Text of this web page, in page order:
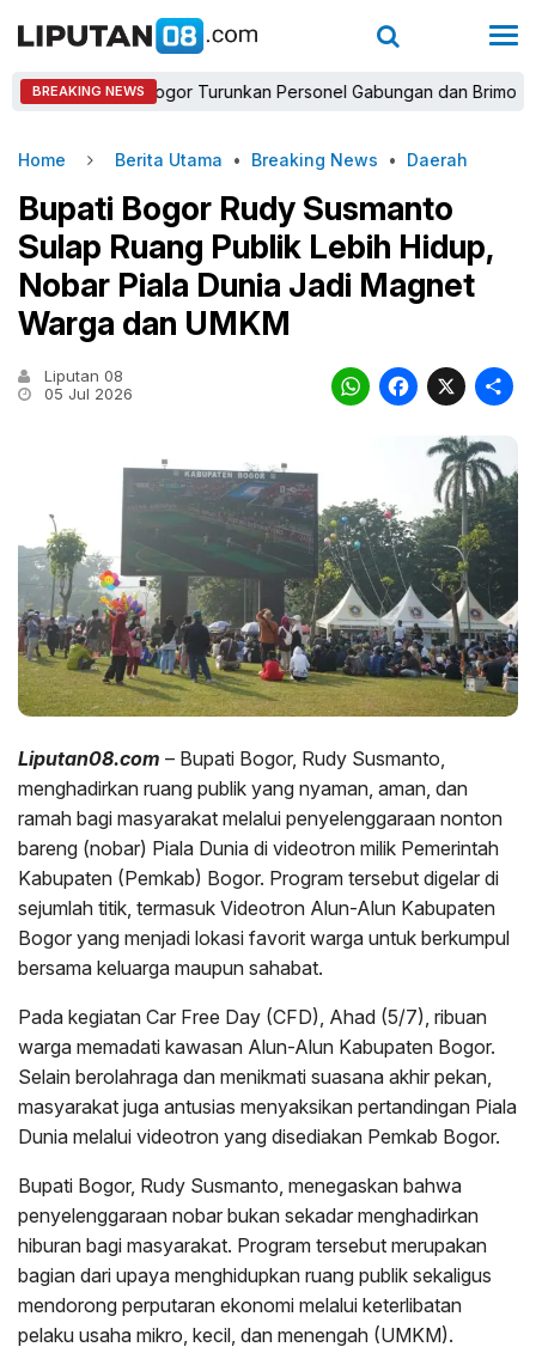
BREAKING NEWS
Bogor Turunkan Personel Gabungan dan Brimob,
Home Berita Utama • Breaking News • Daerah
Bupati Bogor Rudy Susmanto
Sulap Ruang Publik Lebih Hidup,
Nobar Piala Dunia Jadi Magnet
Warga dan UMKM
Liputan 08
05 Jul 2026
X
Liputan08.com – Bupati Bogor, Rudy Susmanto,
menghadirkan ruang publik yang nyaman, aman, dan
ramah bagi masyarakat melalui penyelenggaraan nonton
bareng (nobar) Piala Dunia di videotron milik Pemerintah
Kabupaten (Pemkab) Bogor. Program tersebut digelar di
sejumlah titik, termasuk Videotron Alun-Alun Kabupaten
Bogor yang menjadi lokasi favorit warga untuk berkumpul
bersama keluarga maupun sahabat.
Pada kegiatan Car Free Day (CFD), Ahad (5/7), ribuan
warga memadati kawasan Alun-Alun Kabupaten Bogor.
Selain berolahraga dan menikmati suasana akhir pekan,
masyarakat juga antusias menyaksikan pertandingan Piala
Dunia melalui videotron yang disediakan Pemkab Bogor.
Bupati Bogor, Rudy Susmanto, menegaskan bahwa
penyelenggaraan nobar bukan sekadar menghadirkan
hiburan bagi masyarakat. Program tersebut merupakan
bagian dari upaya menghidupkan ruang publik sekaligus
mendorong perputaran ekonomi melalui keterlibatan
pelaku usaha mikro, kecil, dan menengah (UMKM).